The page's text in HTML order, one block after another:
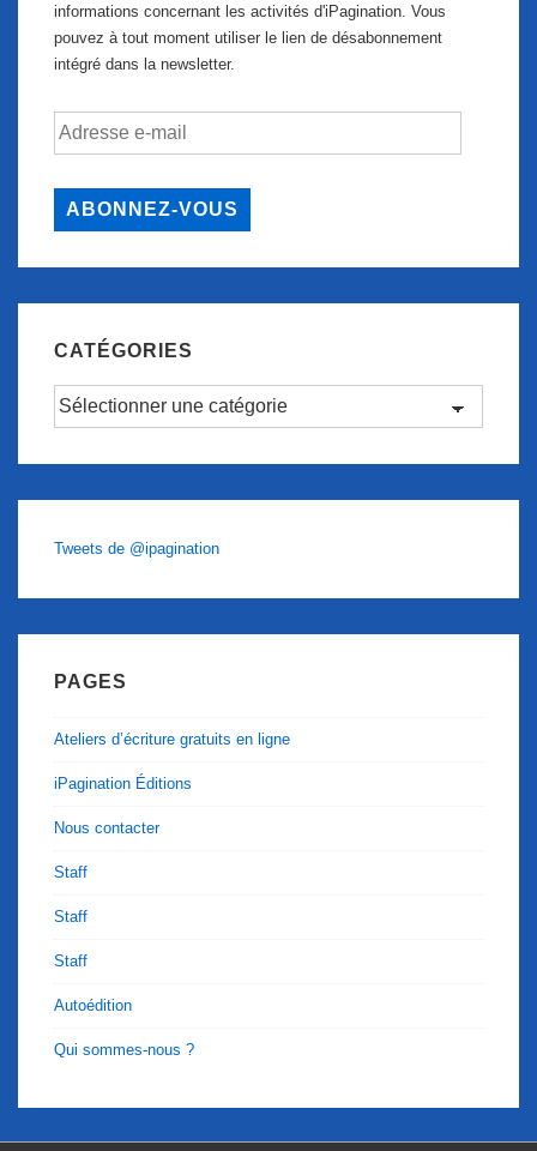
informations concernant les activités d'iPagination. Vous
pouvez à tout moment utiliser le lien de désabonnement
intégré dans la newsletter.
Adresse
ABONNEZ-VOUS
CATÉGORIES
Catégories
Tweets de @ipagination
PAGES
Ateliers d’écriture gratuits en ligne
iPagination Éditions
Nous contacter
Staff
Staff
Staff
Autoédition
Qui sommes-nous ?